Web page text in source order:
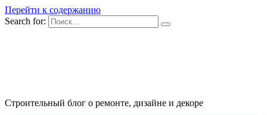
Перейти к содержанию
Search for:
Строительный блог о ремонте, дизайне и декоре